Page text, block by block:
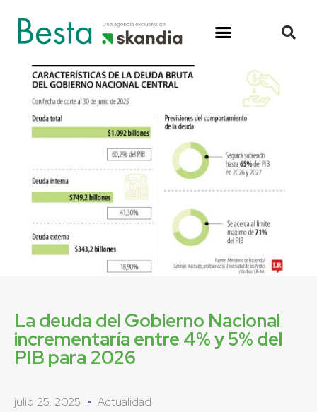
La deuda del Gobierno Nacional
incrementaría entre 4% y 5% del
PIB para 2026
julio 25, 2025 Actualidad